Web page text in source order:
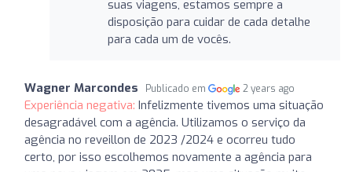
suas viagens, estamos sempre a
disposição para cuidar de cada detalhe
para cada um de vocês.
Wagner Marcondes Publicado em 2 years ago
Experiência negativa: Infelizmente tivemos uma situação
desagradável com a agência. Utilizamos o serviço da
agência no reveillon de 2023 /2024 e ocorreu tudo
certo, por isso escolhemos novamente a agência para